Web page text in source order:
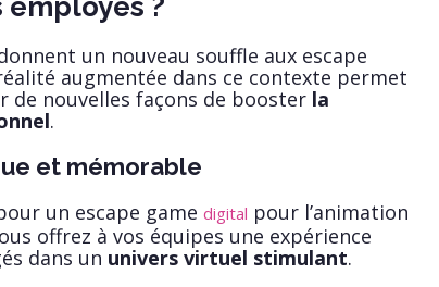
?
un nouveau souffle aux escape
augmentée dans ce contexte permet
de nouvelles façons de booster la
.
et mémorable
un escape game digital pour l’animation
offrez à vos équipes une expérience
dans un univers virtuel stimulant.